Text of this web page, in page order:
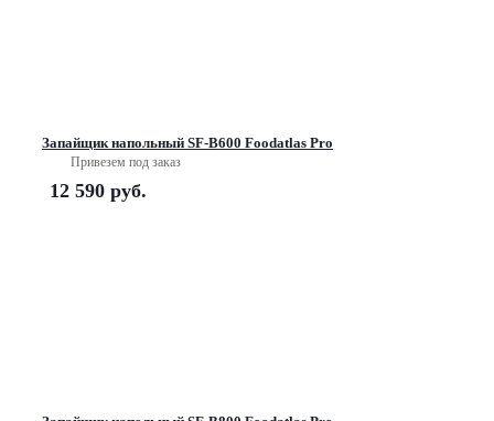
Запайщик напольный SF-B600 Foodatlas Pro
Привезем под заказ
12 590 руб.